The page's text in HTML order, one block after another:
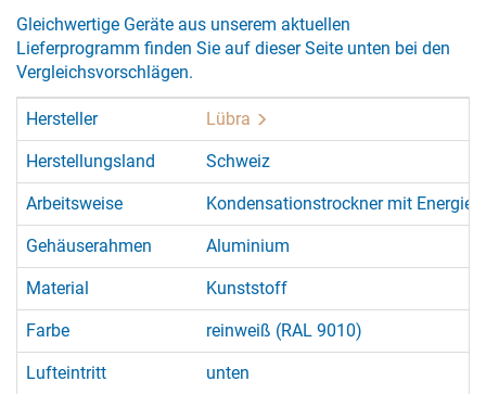
Gleichwertige Geräte aus unserem aktuellen
Lieferprogramm finden Sie auf dieser Seite unten bei den
Vergleichsvorschlägen.
Hersteller Lübra
Herstellungsland Schweiz
Arbeitsweise Kondensationstrockner mit
Gehäuserahmen Aluminium
Material Kunststoff
Farbe reinweiß (RAL 9010)
Lufteintritt unten